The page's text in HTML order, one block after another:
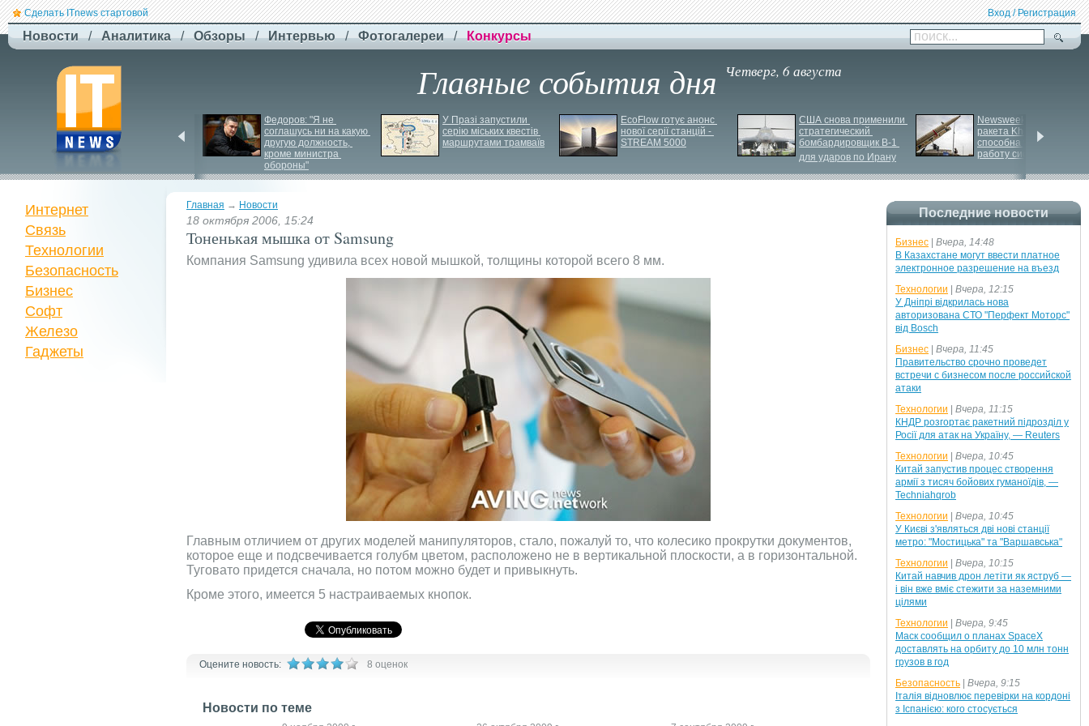
Сделать ITnews стартовой Вход / Регистрация
Новости / Аналитика / Обзоры / Интервью / Фотогалереи / Конкурсы поиск...
Главные события дня Четверг, 6 августа
повітряний штурм за
участю роботів
Федоров: "Я не
соглашусь ни на какую
другую должность,
кроме министра
обороны"
У Празі запустили
серію міських квестів
маршрутами трамваїв
EcoFlow готує анонс
нової серії станцій -
STREAM 5000
США снова применили
стратегический
бомбардировщик B-1
для ударов по Ирану
Newsweek: Иранская
ракета Kheibar Shekan
способна усложнить
работу систем ПРО
Главная → Новости
18 октября 2006, 15:24
Тоненькая мышка от Samsung
Компания Samsung удивила всех новой мышкой, толщины которой всего 8 мм.
Главным отличием от других моделей манипуляторов, стало, пожалуй то, что колесико прокрутки документов,
которое еще и подсвечивается голубм цветом, расположено не в вертикальной плоскости, а в горизонтальной.
Туговато придется сначала, но потом можно будет и привыкнуть.
Кроме этого, имеется 5 настраиваемых кнопок.
Оцените новость: 8 оценок
Новости по теме
Интернет
Связь
Технологии
Безопасность
Бизнес
Софт
Железо
Гаджеты
Последние новости
Бизнес
Вчера, 14:48
В Казахстане могут ввести платное
электронное разрешение на въезд
Технологии
Вчера, 12:15
У Дніпрі відкрилась нова
авторизована СТО "Перфект Моторс"
від Bosch
Бизнес
Вчера, 11:45
Правительство срочно проведет
встречи с бизнесом после российской
атаки
Технологии
Вчера, 11:15
КНДР розгортає ракетний підрозділ у
Росії для атак на Україну, — Reuters
Технологии
Вчера, 10:45
Китай запустив процес створення
армії з тисяч бойових гуманоїдів, —
Techniahqrob
Технологии
Вчера, 10:45
У Києві з'являться дві нові станції
метро: "Мостицька" та "Варшавська"
Технологии
Вчера, 10:15
Китай навчив дрон летіти як яструб —
і він вже вміє стежити за наземними
цілями
Технологии
Вчера, 9:45
Маск сообщил о планах SpaceX
доставлять на орбиту до 10 млн тонн
грузов в год
Безопасность
Вчера, 9:15
Італія відновлює перевірки на кордоні
з Іспанією: кого стосується